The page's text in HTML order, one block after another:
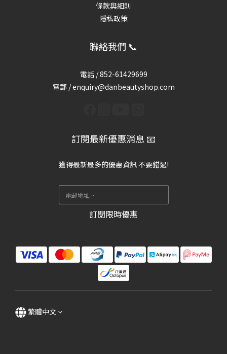
條款與細則
隱私政策
聯絡我們 📞
電話 /852-61429699
電郵 / enquiry@danbeautyshop.com
訂閱最新優惠消息 📧
獲得最新最多的優惠資訊 不要錯過!
訂閱限時優惠
繁體中文